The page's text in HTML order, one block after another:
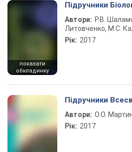
показати
обкладинку
Підручники
Автори: Р.В.
Литовченко, М.С.
Рік: 2017
Підручники
Автори: О.О.
Рік: 2017